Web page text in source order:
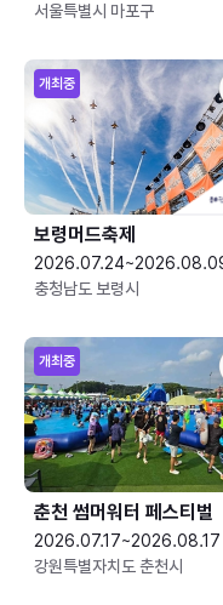
서울특별시 마포구
개최중
보령머드축제
충청남도 보령시
개최중
춘천 썸머워터 페스티벌
2026.07.17~2026.08.17
강원특별자치도 춘천시